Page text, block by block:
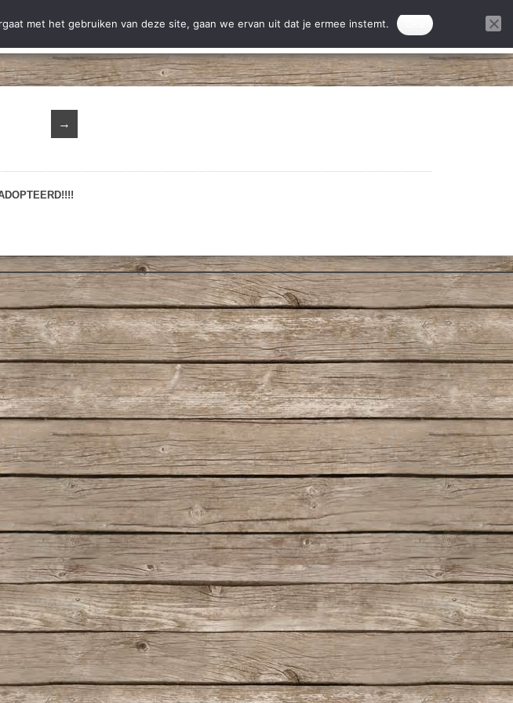
Nieuws Informatie Contact Donatie projecten DONEREN
→
met het gebruiken van deze site, gaan we ervan uit dat je ermee instemt.